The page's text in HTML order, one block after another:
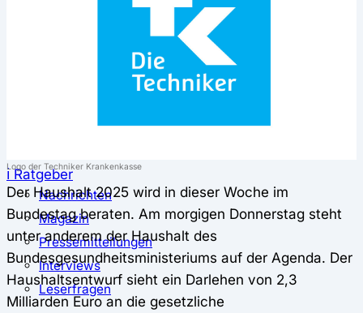
⚖️ Vergleich & Rechner
Krankenkassenvergleich
Krankenkassenrechner
Kündigung
ℹ Ratgeber
Nachrichten
Magazin
Pressemitteilungen
Interviews
Leserfragen
Logo der Techniker Krankenkasse
Der Haushalt 2025 wird in dieser Woche im
Bundestag beraten. Am morgigen Donnerstag steht
unter anderem der Haushalt des
Bundesgesundheitsministeriums auf der Agenda. Der
Haushaltsentwurf sieht ein Darlehen von 2,3
Milliarden Euro an die gesetzliche